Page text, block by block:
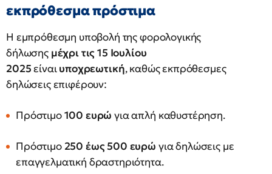
εκπρόθεσμα πρόστιμα
Η εμπρόθεσμη υποβολή της φορολογικής
δήλωσης μέχρι τις 15 Ιουλίου
2025είναιυποχρεωτική, καθώς εκπρόθεσμες
δηλώσεις επιφέρουν:
Πρόστιμο100 ευρώ για απλή καθυστέρηση.
Πρόστιμο 250 έως 500 ευρώ για δηλώσεις με
επαγγελματική δραστηριότητα.